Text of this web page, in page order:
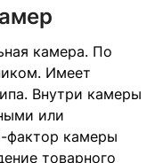
камера. По
Имеет
Внутри камеры
или
камеры
товарного